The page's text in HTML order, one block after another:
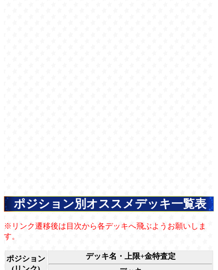
ポジション別オススメデッキ一覧表
※リンク遷移後は目次から各デッキへ飛ぶようお願いしま
す。
ポジション
デッキ名・上限+金特査定